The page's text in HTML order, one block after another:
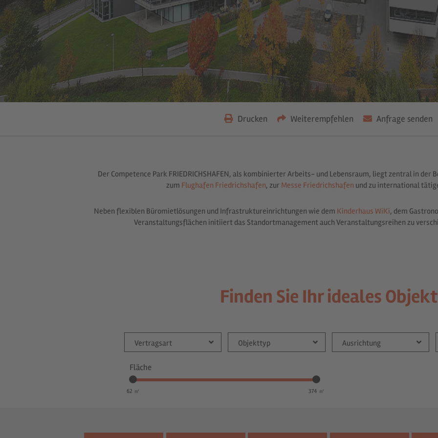
Drucken Weiterempfehlen Anfrage senden
Der Competence Park FRIEDRICHSHAFEN, als kombinierter Arbeits- und Lebensraum, liegt zentral in der
zum Flughafen Friedrichshafen, zur Messe Friedrichshafen und zu international
Neben flexiblen Büromietlösungen und Infrastruktureinrichtungen wie dem Kinderhaus WiKi, dem
Veranstaltungsflächen initiiert das Standortmanagement auch Veranstaltungsreihen zu
Finden Sie Ihr ideales Objekt
Vertragsart Objekttyp Ausrichtung
Fläche
62 ㎡ 374 ㎡